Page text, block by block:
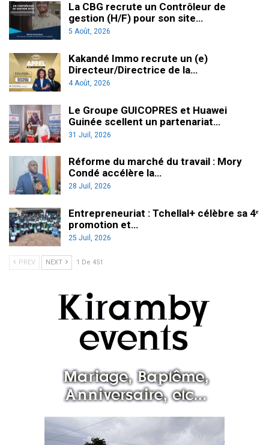
La CBG recrute un Contrôleur de
gestion (H/F) pour son site…
5 Août, 2026
Kakandé Immo recrute un (e)
Directeur/Directrice de la…
4 Août, 2026
Le Groupe GUICOPRES et Huawei
Guinée scellent un partenariat…
31 Juil, 2026
Réforme du marché du travail : Mory
Condé accélère la…
28 Juil, 2026
Entrepreneuriat : Tchellal+ célèbre sa 4ᵉ
promotion et…
25 Juil, 2026
PREV NEXT 1 De 451